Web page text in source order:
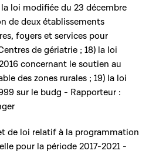
loi modifiée du 23 décembre
de deux établissements
foyers et services pour
de gériatrie ; 18) la loi
concernant le soutien au
des zones rurales ; 19) la loi
sur le budg - Rapporteur :
de loi relatif à la programmation
pour la période 2017-2021 -